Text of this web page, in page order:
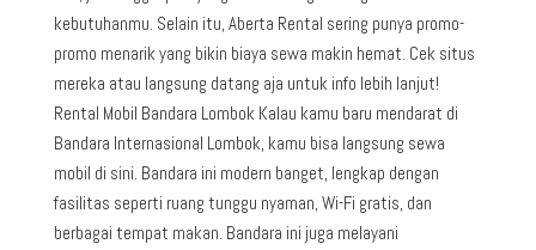
kebutuhanmu. Selain itu, Aberta Rental sering punya promo-
promo menarik yang bikin biaya sewa makin hemat. Cek situs
mereka atau langsung datang aja untuk info lebih lanjut!
Rental Mobil Bandara Lombok Kalau kamu baru mendarat di
Bandara Internasional Lombok, kamu bisa langsung sewa
mobil di sini. Bandara ini modern banget, lengkap dengan
fasilitas seperti ruang tunggu nyaman, Wi-Fi gratis, dan
berbagai tempat makan. Bandara ini juga melayani